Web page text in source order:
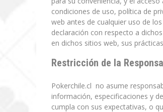
condiciones de uso, política de
web antes de cualquier uso de
declaración con respecto a
en dichos sitios web, sus
Restricción de la
Pokerchile.cl no asume
información, especificaciones y
cumpla con sus expectativas, o